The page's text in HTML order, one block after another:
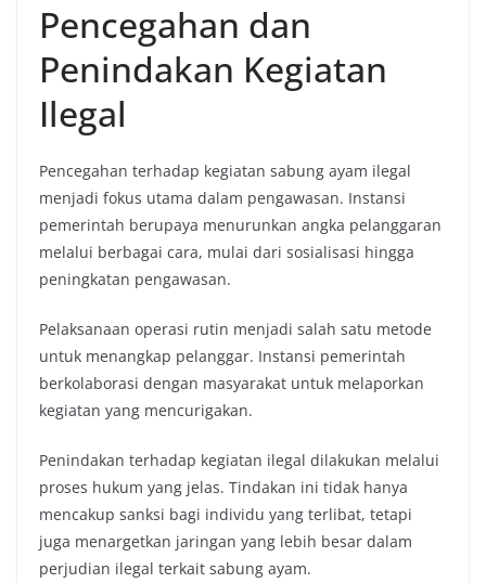
Pencegahan dan
Penindakan Kegiatan
Ilegal
Pencegahan terhadap kegiatan sabung ayam ilegal
menjadi fokus utama dalam pengawasan. Instansi
pemerintah berupaya menurunkan angka pelanggaran
melalui berbagai cara, mulai dari sosialisasi hingga
peningkatan pengawasan.
Pelaksanaan operasi rutin menjadi salah satu metode
untuk menangkap pelanggar. Instansi pemerintah
berkolaborasi dengan masyarakat untuk melaporkan
kegiatan yang mencurigakan.
Penindakan terhadap kegiatan ilegal dilakukan melalui
proses hukum yang jelas. Tindakan ini tidak hanya
mencakup sanksi bagi individu yang terlibat, tetapi
juga menargetkan jaringan yang lebih besar dalam
perjudian ilegal terkait sabung ayam.